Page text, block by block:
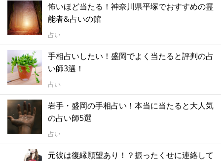
怖いほど当たる！神奈川県平塚でおすすめの霊
能者&占いの館
占い
手相占いしたい！盛岡でよく当たると評判の占
い師3選！
占い
岩手・盛岡の手相占い！本当に当たると大人気
の占い師5選
占い
元彼は復縁願望あり！？振ったくせに連絡して